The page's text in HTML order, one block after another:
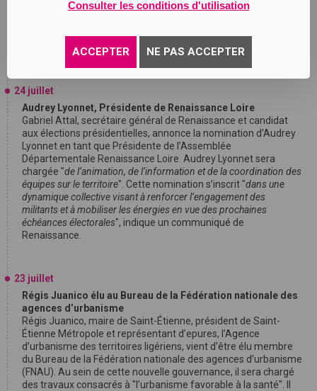
Consulter les conditions d'utilisation
ACCEPTER NE PAS ACCEPTER
sous-traitance industrielle implantée à Félines, en Ardèche, et
l’accompagnement des transformations industrielles et la
valorisation des métiers techniques et manuels".
24 juillet
Audrey Lyonnet, Présidente de Renaissance Loire
Gabriel Attal, secrétaire général de Renaissance et candidat
aux élections présidentielles, annonce la nomination d’Audrey
Lyonnet en tant que Présidente de l’Assemblée
Départementale Renaissance Loire. Audrey Lyonnet sera
chargée "de l’animation, de l’information et de la coordination des
équipes sur le territoire". Cette nomination s’inscrit "dans une
dynamique collective visant à renforcer l’engagement des
militants et à mobiliser les énergies en vue des prochaines
échéances électorales", indique un communiqué de
Renaissance.
23 juillet
Régis Juanico élu au Bureau de la Fédération nationale des
agences d’urbanisme
Régis Juanico, maire de Saint-Étienne, président de Saint-
Étienne Métropole et représentant d’epures, l’Agence
d’urbanisme des territoires ligériens, vient d'être élu membre
du Bureau de la Fédération nationale des agences d’urbanisme
(FNAU). Au sein de cette nouvelle gouvernance, il sera chargé
des travaux consacrés à "l’urbanisme favorable à la santé". Il